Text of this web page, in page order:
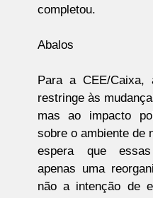
completou.
Abalos
Para a CEE/Caixa,
restringe às
mas ao impacto
sobre o ambiente de
espera que
apenas uma
não a intenção de